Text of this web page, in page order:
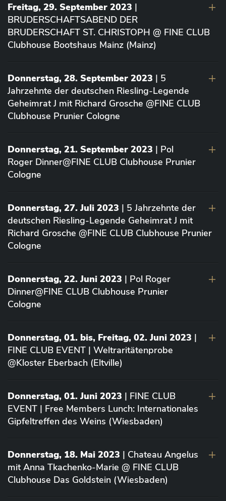
Freitag, 29. September 2023 |
BRUDERSCHAFTSABEND DER
BRUDERSCHAFT ST. CHRISTOPH @ FINE CLUB
Clubhouse Bootshaus Mainz (Mainz)
Donnerstag, 28. September 2023 | 5
Jahrzehnte der deutschen Riesling-Legende
Geheimrat J mit Richard Grosche @FINE CLUB
Clubhouse Prunier Cologne
Donnerstag, 21. September 2023 | Pol
Roger Dinner@FINE CLUB Clubhouse Prunier
Cologne
Donnerstag, 27. Juli 2023 | 5 Jahrzehnte der
deutschen Riesling-Legende Geheimrat J mit
Richard Grosche @FINE CLUB Clubhouse Prunier
Cologne
Donnerstag, 22. Juni 2023 | Pol Roger
Dinner@FINE CLUB Clubhouse Prunier
Cologne
Donnerstag, 01. bis, Freitag, 02. Juni 2023 |
FINE CLUB EVENT | Weltraritätenprobe
@Kloster Eberbach (Eltville)
Donnerstag, 01. Juni 2023 | FINE CLUB
EVENT | Free Members Lunch: Internationales
Gipfeltreffen des Weins (Wiesbaden)
Donnerstag, 18. Mai 2023 | Chateau Angelus
mit Anna Tkachenko-Marie @ FINE CLUB
Clubhouse Das Goldstein (Wiesbaden)